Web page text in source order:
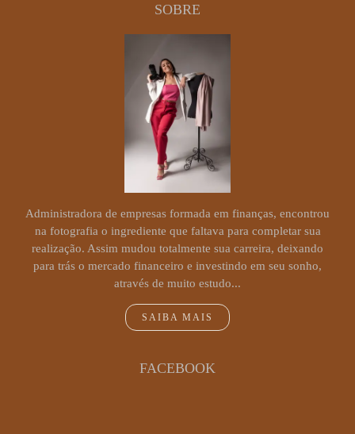
SOBRE
Administradora de empresas formada em finanças, encontrou
na fotografia o ingrediente que faltava para completar sua
realização. Assim mudou totalmente sua carreira, deixando
para trás o mercado financeiro e investindo em seu sonho,
através de muito estudo...
SAIBA MAIS
FACEBOOK